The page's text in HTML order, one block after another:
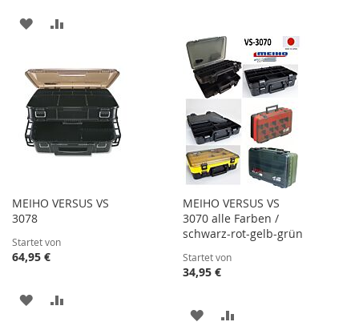
ZUR
HINZUFÜGEN
HINZUFÜGEN
HINZUFÜGENHINZUFÜGEN
MEIHO VERSUS VS
3078
Startet von
64,95 €
ZUR
MEIHO VERSUS VS
3070 alle Farben /
schwarz-rot-gelb-grün
Startet von
34,95 €
ZUR